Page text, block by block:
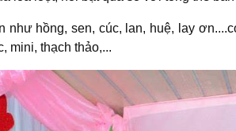
như hồng, sen, cúc, lan, huệ, lay
mini, thạch thảo,...